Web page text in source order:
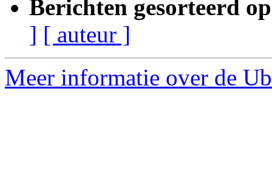
Berichten gesorteerd
] [ auteur ]
Meer informatie over de